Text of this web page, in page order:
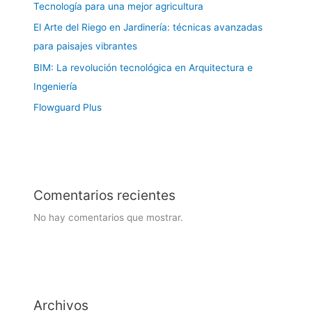
Tecnología para una mejor agricultura
El Arte del Riego en Jardinería: técnicas avanzadas
para paisajes vibrantes
BIM: La revolución tecnológica en Arquitectura e
Ingeniería
Flowguard Plus
Comentarios recientes
No hay comentarios que mostrar.
Archivos